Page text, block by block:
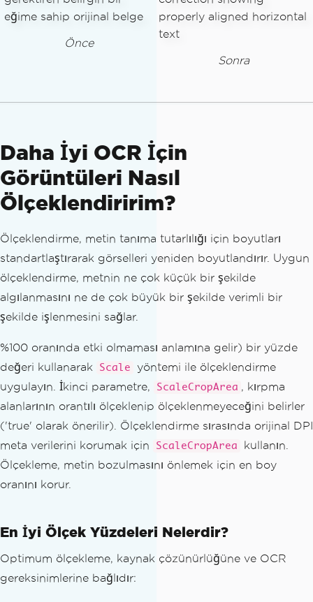
Önce
Sonra
Daha İyi OCR İçin
Görüntüleri Nasıl
Ölçeklendiririm?
Ölçeklendirme, metin tanıma tutarlılığı için boyutları
standartlaştırarak görselleri yeniden boyutlandırır. Uygun
ölçeklendirme, metnin ne çok küçük bir şekilde
algılanmasını ne de çok büyük bir şekilde verimli bir
şekilde işlenmesini sağlar.
%100 oranında etki olmaması anlamına gelir) bir yüzde
değeri kullanarak
Scale
yöntemi ile ölçeklendirme
uygulayın. İkinci parametre,
ScaleCropArea , kırpma
alanlarının orantılı ölçeklenip ölçeklenmeyeceğini belirler
('true' olarak önerilir). Ölçeklendirme sırasında orijinal DPI
meta verilerini korumak için
ScaleCropArea
kullanın.
Ölçekleme, metin bozulmasını önlemek için en boy
oranını korur.
En İyi Ölçek Yüzdeleri Nelerdir?
Optimum ölçekleme, kaynak çözünürlüğüne ve OCR
gereksinimlerine bağlıdır: